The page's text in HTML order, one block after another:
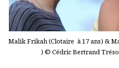
Malik Frikah (Clotaire à 17 ans) &
) © Cédric Bertrand